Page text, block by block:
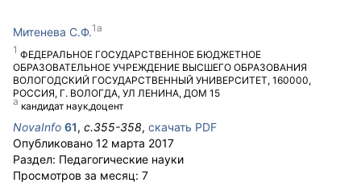
Митенева С.Ф.
ФЕДЕРАЛЬНОЕ ГОСУДАРСТВЕННОЕ БЮДЖЕТНОЕ
ОБРАЗОВАТЕЛЬНОЕ УЧРЕЖДЕНИЕ ВЫСШЕГО ОБРАЗОВАНИЯ
ВОЛОГОДСКИЙ ГОСУДАРСТВЕННЫЙ УНИВЕРСИТЕТ, 160000,
РОССИЯ, Г. ВОЛОГДА, УЛ ЛЕНИНА, ДОМ 15
кандидат наук,доцент
NovaInfo 61, с.355-358, скачать PDF
Опубликовано 12 марта 2017
Раздел: Педагогические науки
Просмотров за месяц: 7